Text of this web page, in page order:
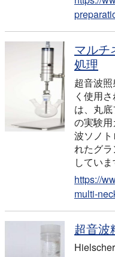
マルチ
処理
超音波
く使用
は、丸
の実験
波ソノ
れたグ
してい
https://
multi-
超音波